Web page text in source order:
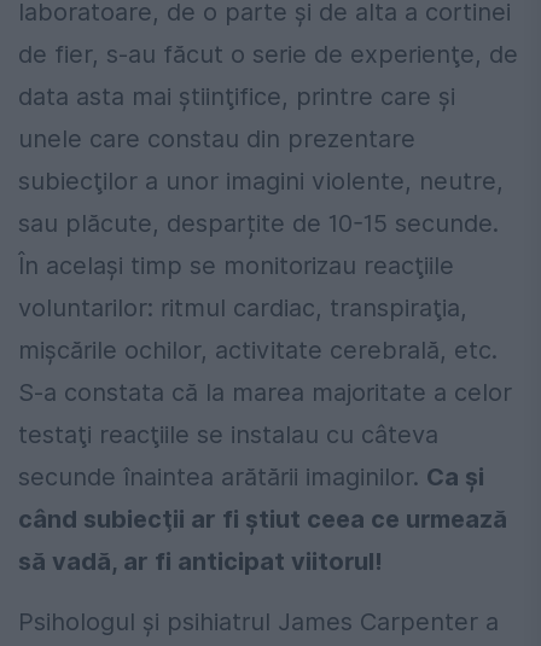
laboratoare, de o parte şi de alta a cortinei
de fier, s-au făcut o serie de experienţe, de
data asta mai ştiinţifice, printre care şi
unele care constau din prezentare
subiecţilor a unor imagini violente, neutre,
sau plăcute, desparțite de 10-15 secunde.
În acelaşi timp se monitorizau reacţiile
voluntarilor: ritmul cardiac, transpiraţia,
mişcările ochilor, activitate cerebrală, etc.
S-a constata că la marea majoritate a celor
testaţi reacţiile se instalau cu câteva
secunde înaintea arătării imaginilor. Ca şi
când subiecţii ar fi ştiut ceea ce urmează
să vadă, ar fi anticipat viitorul!
Psihologul şi psihiatrul James Carpenter a